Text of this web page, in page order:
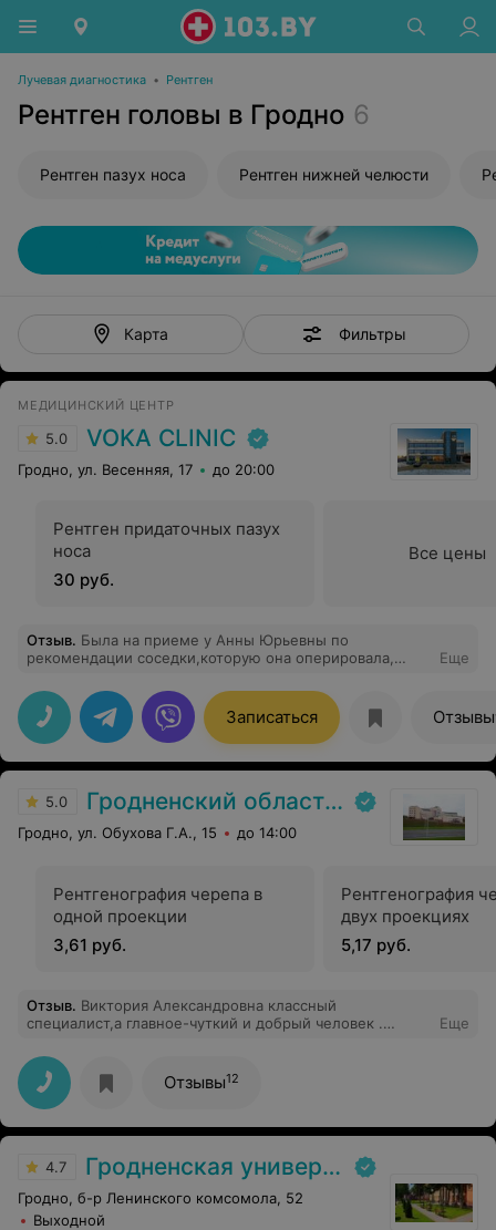
Лучевая диагностика • Рентген
Рентген головы в Гродно 6
Рентген пазух носа Рентген нижней челюсти
Карта Фильтры
МЕДИЦИНСКИЙ ЦЕНТР
5.0 VOKA CLINIC
Гродно, ул. Весенняя, 17 до 20:00
Рентген придаточных пазух
носа
30 руб.
Все цены
Отзыв. Была на приеме у Анны Юрьевны по
рекомендации соседки,которую она оперировала,
осмотрела, объяснила почему именно возникло
заболевание. Доктор дала грамотные рекомендации
не только по глазам, но и в целом,по здоровью.
Еще
Записаться Отзывы
5.0 Гродненский областной клинический центр «Психиатрия-наркология»
Гродно, ул. Обухова Г.А., 15 до 14:00
Рентгенография черепа в
одной проекции
3,61 руб.
Рентгенография
двух проекциях
5,17 руб.
Отзыв. Виктория Александровна классный
специалист,а главное-чуткий и добрый человек .
Еще
Отзывы12
4.7 Гродненская университетская клиника
Гродно, б-р Ленинского комсомола, 52
Выходной